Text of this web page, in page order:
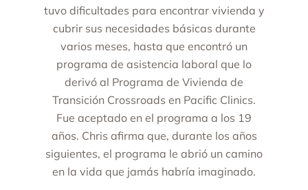
tuvo dificultades para encontrar vivienda y
cubrir sus necesidades básicas durante
varios meses, hasta que encontró un
programa de asistencia laboral que lo
derivó al Programa de Vivienda de
Transición Crossroads en Pacific Clinics.
Fue aceptado en el programa a los 19
años. Chris afirma que, durante los años
siguientes, el programa le abrió un camino
en la vida que jamás habría imaginado.